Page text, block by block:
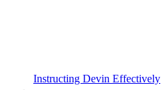
Instructing Devin Effectively